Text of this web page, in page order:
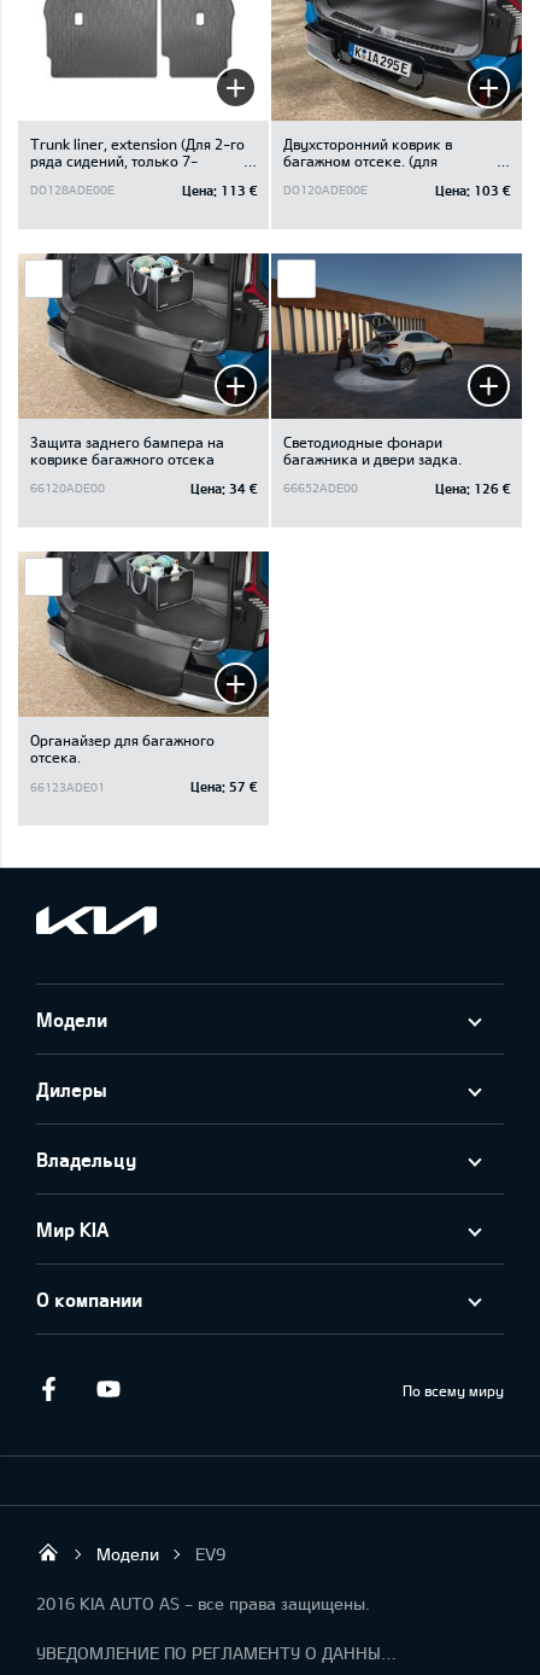
Trunk liner, extension (Для 2-го
ряда сидений, только 7-
DO128ADE00E Цена: 113 €
Двухсторонний коврик в
багажном отсеке. (для
полом багажного отсека)
DO120ADE00E Цена: 103 €
Защита заднего бампера на
коврике багажного отсека
66120ADE00 Цена: 34 €
Светодиодные фонари
багажника и двери задка.
66652ADE00 Цена: 126 €
Oрганайзер для багажного
отсека.
66123ADE01 Цена: 57 €
Модели
Дилеры
Владельцу
Мир KIA
О компании
Facebook По всему миру
KIA AUTO AS
Модели EV9
2016 KIA AUTO AS - все права защищены.